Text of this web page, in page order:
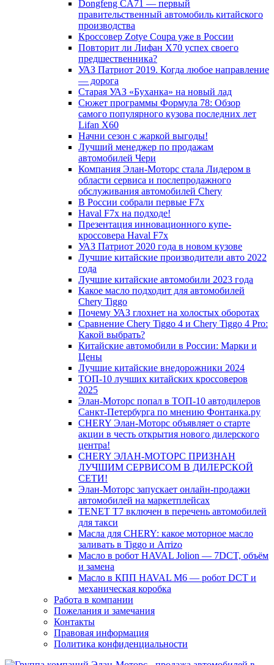
Dongfeng CA71 — первый
правительственный автомобиль китайского
производства
Кроссовер Zotye Coupa уже в России
Повторит ли Лифан Х70 успех своего
предшественника?
УАЗ Патриот 2019. Когда любое направление
— дорога
Старая УАЗ «Буханка» на новый лад
Сюжет программы Формула 78: Обзор
самого популярного кузова последних лет
Lifan X60
Начни сезон с жаркой выгоды!
Лучший менеджер по продажам
автомобилей Чери
Компания Элан-Моторс стала Лидером в
области сервиса и послепродажного
обслуживания автомобилей Chery
В России собрали первые F7x
Haval F7x на подходе!
Презентация инновационного купе-
кроссовера Haval F7x
УАЗ Патриот 2020 года в новом кузове
Лучшие китайские производители авто 2022
года
Лучшие китайские автомобили 2023 года
Какое масло подходит для автомобилей
Chery Tiggo
Почему УАЗ глохнет на холостых оборотах
Сравнение Chery Tiggo 4 и Chery Tiggo 4 Pro:
Какой выбрать?
Китайские автомобили в России: Марки и
Цены
Лучшие китайские внедорожники 2024
ТОП-10 лучших китайских кроссоверов
2025
Элан-Моторс попал в ТОП-10 автодилеров
Санкт-Петербурга по мнению Фонтанка.ру
CHERY Элан-Моторс объявляет о старте
акции в честь открытия нового дилерского
центра!
CHERY ЭЛАН-МОТОРС ПРИЗНАН
ЛУЧШИМ СЕРВИСОМ В ДИЛЕРСКОЙ
СЕТИ!
Элан-Моторс запускает онлайн-продажи
автомобилей на маркетплейсах
TENET T7 включен в перечень автомобилей
для такси
Масла для CHERY: какое моторное масло
заливать в Tiggo и Arrizo
Масло в робот HAVAL Jolion — 7DCT, объём
и замена
Масло в КПП HAVAL M6 — робот DCT и
механическая коробка
Работа в компании
Пожелания и замечания
Контакты
Правовая информация
Политика конфиденциальности